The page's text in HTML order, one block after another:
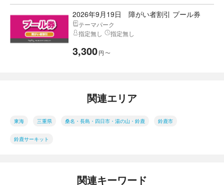
2026年9月19日 障がい者割引 プール券
テーマパーク
指定無し
指定無し
3,300円 〜
関連エリア
東海 三重県 桑名・長島・四日市・湯の山・鈴鹿 鈴鹿市
鈴鹿サーキット
関連キーワード